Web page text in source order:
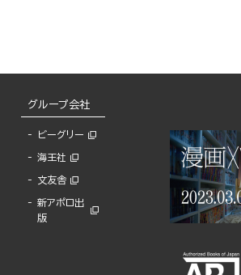
グループ会社
ビーグリー
海王社
文友舎
新アポロ出
版